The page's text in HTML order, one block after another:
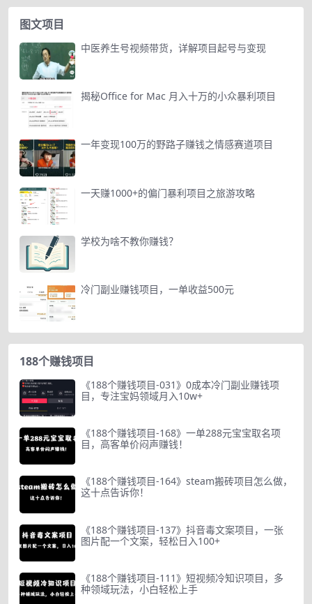
图文项目
中医养生号视频带货，详解项目起号与变现
揭秘Office for Mac 月入十万的小众暴利项目
一年变现100万的野路子赚钱之情感赛道项目
一天赚1000+的偏门暴利项目之旅游攻略
学校为啥不教你赚钱？
冷门副业赚钱项目，一单收益500元
188个赚钱项目
《188个赚钱项目-031》0成本冷门副业赚钱项
目，专注宝妈领域月入10w+
《188个赚钱项目-168》一单288元宝宝取名项
目，高客单价闷声赚钱！
《188个赚钱项目-164》steam搬砖项目怎么做，
这十点告诉你！
《188个赚钱项目-137》抖音毒文案项目，一张
图片配一个文案，轻松日入100+
《188个赚钱项目-111》短视频冷知识项目，多
种领域玩法，小白轻松上手